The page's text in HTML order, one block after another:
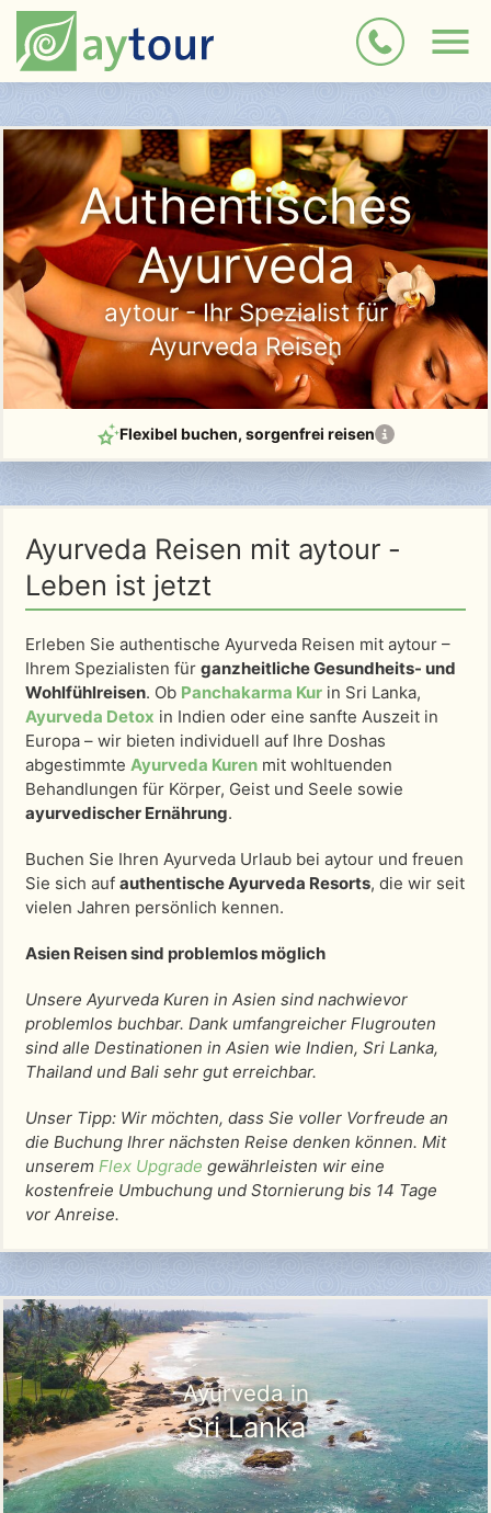
Authentisches
Ayurveda
aytour - Ihr Spezialist für
Ayurveda Reisen
Flexibel buchen, sorgenfrei reisen
Ayurveda Reisen mit aytour -
Leben ist jetzt
Erleben Sie authentische Ayurveda Reisen mit aytour –
Ihrem Spezialisten für ganzheitliche Gesundheits- und
Wohlfühlreisen. Ob Panchakarma Kur in Sri Lanka,
Ayurveda Detox in Indien oder eine sanfte Auszeit in
Europa – wir bieten individuell auf Ihre Doshas
abgestimmte Ayurveda Kuren mit wohltuenden
Behandlungen für Körper, Geist und Seele sowie
ayurvedischer Ernährung.
Buchen Sie Ihren Ayurveda Urlaub bei aytour und freuen
Sie sich auf authentische Ayurveda Resorts, die wir seit
vielen Jahren persönlich kennen.
Asien Reisen sind problemlos möglich
Unsere Ayurveda Kuren in Asien sind nachwievor
problemlos buchbar. Dank umfangreicher Flugrouten
sind alle Destinationen in Asien wie Indien, Sri Lanka,
Thailand und Bali sehr gut erreichbar.
Unser Tipp: Wir möchten, dass Sie voller Vorfreude an
die Buchung Ihrer nächsten Reise denken können. Mit
unserem Flex Upgrade gewährleisten wir eine
kostenfreie Umbuchung und Stornierung bis 14 Tage
vor Anreise.
Ayurveda in
Sri Lanka